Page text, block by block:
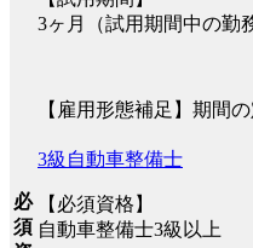
3ヶ月（試用期間中の勤
【雇用形態補足】期間
必
須
3級自動車整備士
【必須資格】
自動車整備士3級以上